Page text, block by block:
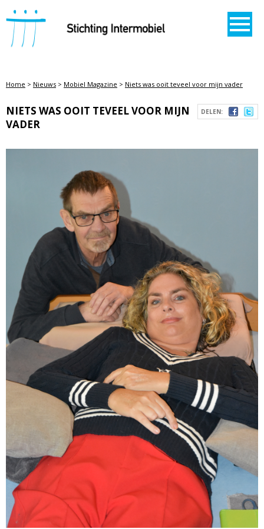
STICHTING INTERMOBIEL
Home > Nieuws > Mobiel Magazine > Niets was ooit teveel voor mijn vader
DELEN:
NIETS WAS OOIT TEVEEL VOOR MIJN
VADER